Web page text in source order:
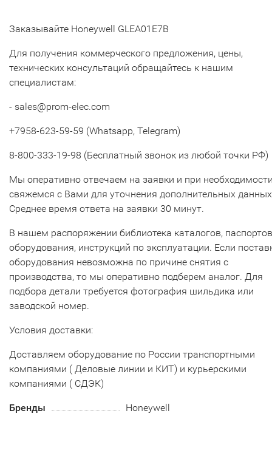
Заказывайте Honeywell GLEA01E7B
Для получения коммерческого предложения, цены,
технических консультаций обращайтесь к нашим
специалистам:
- sales@prom-elec.com
+7958-623-59-59 (Whatsapp, Telegram)
8-800-333-19-98 (Бесплатный звонок из любой точки РФ)
Мы оперативно отвечаем на заявки и при
свяжемся с Вами для уточнения дополнительных
Среднее время ответа на заявки 30 минут.
В нашем распоряжении библиотека каталогов, паспортов
оборудования, инструкций по эксплуатации. Если
оборудования невозможна по причине снятия с
производства, то мы оперативно подберем аналог. Для
подбора детали требуется фотография шильдика или
заводской номер.
Условия доставки:
Доставляем оборудование по России транспортными
компаниями ( Деловые линии и КИТ) и курьерскими
компаниями ( СДЭК)
Бренды Honeywell